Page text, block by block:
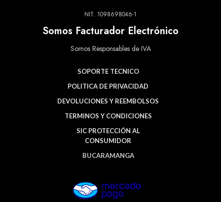
NIT. 1098698046-1
Somos Facturador Electrónico
Somos Responsables de IVA
SOPORTE TECNICO
POLITICA DE PRIVACIDAD
DEVOLUCIONES Y REEMBOLSOS
TERMINOS Y CONDICIONES
SIC PROTECCIÓN AL
CONSUMIDOR
BUCARAMANGA